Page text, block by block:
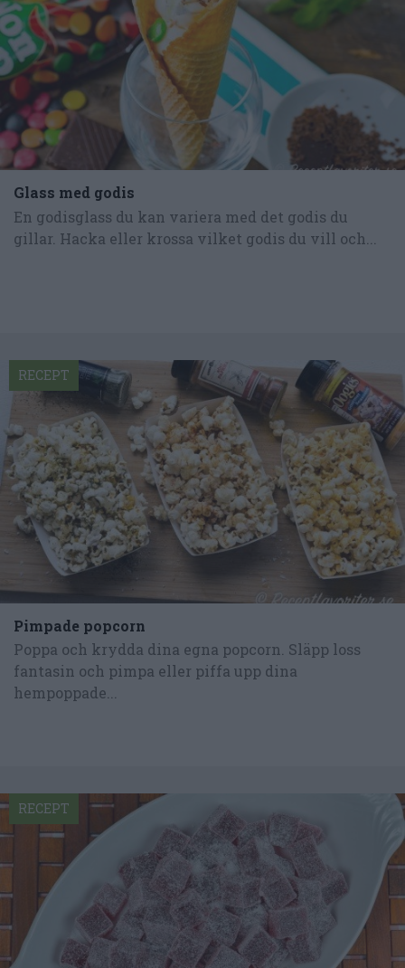
Glass med godis
En godisglass du kan variera med det godis du
gillar. Hacka eller krossa vilket godis du vill och...
Pimpade popcorn
Poppa och krydda dina egna popcorn. Släpp loss
fantasin och pimpa eller piffa upp dina
hempoppade...
RECEPT
RECEPT